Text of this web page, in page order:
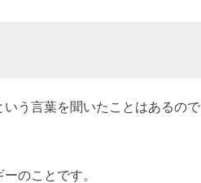
いう言葉を聞いたことはあるので
のことです。